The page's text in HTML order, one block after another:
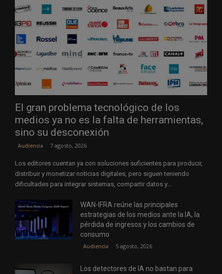
El gran problema tecnológico de los
medios ya no es la falta de herramientas,
sino su desconexión
Audiencia 7 agosto, 2026
Los editores cuentan ya con soluciones suficientes para producir,
distribuir y monetizar noticias digitales, pero siguen teniendo
dificultades para integrar sistemas, compartir datos y...
WAN-IFRA reúne las principales
estrategias de los medios ante la IA, la
pérdida de ingresos y los cambios de
consumo
Audiencia 5 agosto, 2026
Los detectores de IA no bastan para